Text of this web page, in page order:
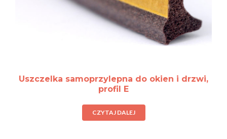
Uszczelka samoprzylepna do okien i drzwi,
profil E
CZYTAJ DALEJ